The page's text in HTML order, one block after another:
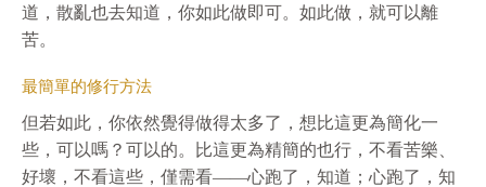
道，散亂也去知道，你如此做即可。如此做，就可以離
苦。
最簡單的修行方法
但若如此，你依然覺得做得太多了，想比這更為簡化一
些，可以嗎？可以的。比這更為精簡的也行，不看苦樂、
好壞，不看這些，僅需看——心跑了，知道；心跑了，知